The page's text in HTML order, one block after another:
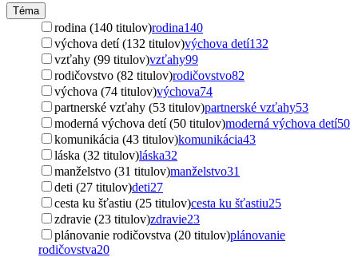
Téma
rodina (140 titulov)rodina140
výchova detí (132 titulov)výchova detí132
vzťahy (99 titulov)vzťahy99
rodičovstvo (82 titulov)rodičovstvo82
výchova (74 titulov)výchova74
partnerské vzťahy (53 titulov)partnerské vzťahy53
moderná výchova detí (50 titulov)moderná výchova detí50
komunikácia (43 titulov)komunikácia43
láska (32 titulov)láska32
manželstvo (31 titulov)manželstvo31
deti (27 titulov)deti27
cesta ku šťastiu (25 titulov)cesta ku šťastiu25
zdravie (23 titulov)zdravie23
plánovanie rodičovstva (20 titulov)plánovanie
rodičovstva20